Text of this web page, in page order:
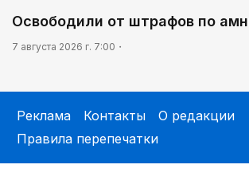
Освободили от штрафов по
7 августа 2026 г. 7:00
Реклама Контакты
О редакции
Правила перепечатки